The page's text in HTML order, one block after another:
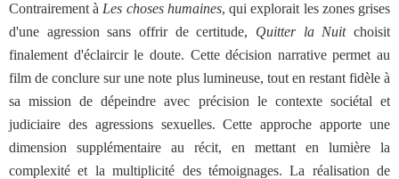
Contrairement à Les choses humaines, qui explorait les zones grises
d'une agression sans offrir de certitude, Quitter la Nuit choisit
finalement d'éclaircir le doute. Cette décision narrative permet au
film de conclure sur une note plus lumineuse, tout en restant fidèle à
sa mission de dépeindre avec précision le contexte sociétal et
judiciaire des agressions sexuelles. Cette approche apporte une
dimension supplémentaire au récit, en mettant en lumière la
complexité et la multiplicité des témoignages. La réalisation de